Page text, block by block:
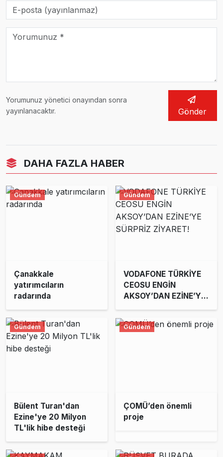
Yorumunuz yönetici onayından sonra
yayınlanacaktır.
Gönder
DAHA FAZLA HABER
Gündem
Çanakkale
yatırımcıların
radarında
Gündem
VODAFONE TÜRKİYE
CEOSU ENGİN
AKSOY’DAN EZİNE’YE
Gündem
Bülent Turan'dan
Ezine'ye 20 Milyon
TL'lik hibe desteği
Gündem
ÇOMÜ’den önemli
proje